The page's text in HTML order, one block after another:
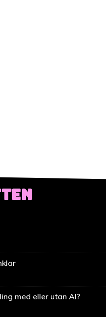
med eller utan AI?